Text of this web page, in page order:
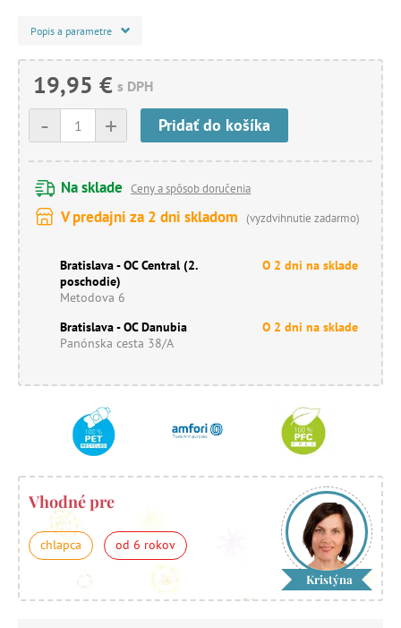
Popis a parametre
19,95 € s DPH
+
- Pridať do košíka
Na sklade Ceny a spôsob doručenia
V predajni za 2 dni skladom (vyzdvihnutie zadarmo)
Bratislava - OC Central (2.
poschodie)
Metodova 6
O 2 dni na sklade
Bratislava - OC Danubia
Panónska cesta 38/A
O 2 dni na sklade
Vhodné pre
chlapca od 6 rokov
Kristýna